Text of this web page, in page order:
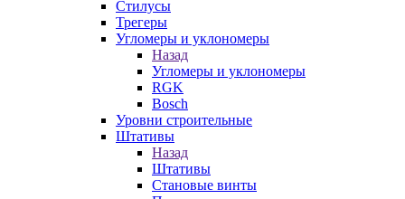
Стилусы
Трегеры
Угломеры и уклономеры
Назад
Угломеры и уклономеры
RGK
Bosch
Уровни строительные
Штативы
Назад
Штативы
Становые винты